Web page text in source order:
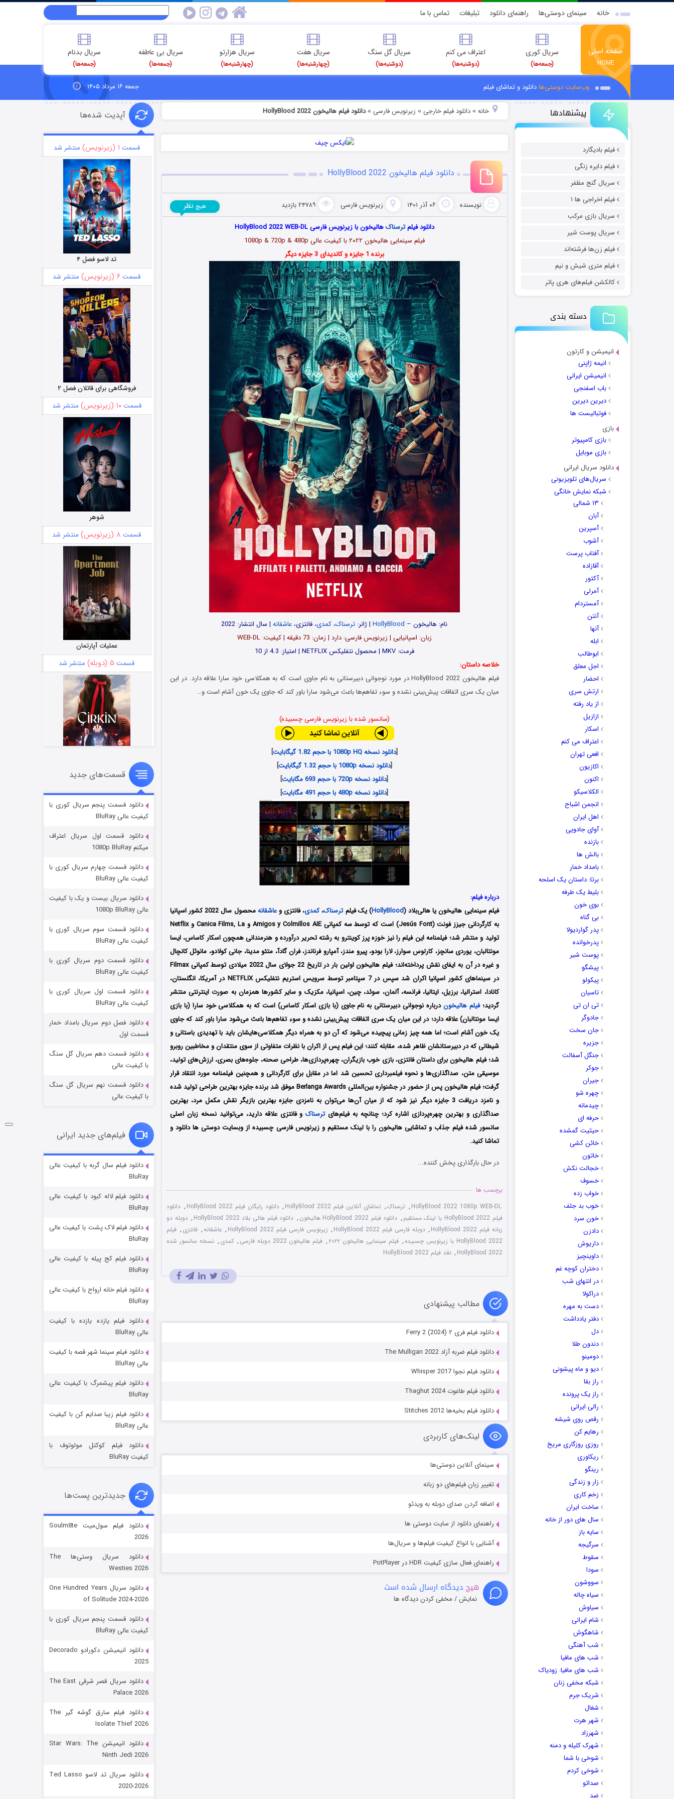
خانه سینمای دوستی‌ها راهنمای دانلود تبلیغات تماس با ما
صفحه اصلی
HOME
سریال کوری
(جمعه‌ها)
اعتراف می کنم
(دوشنبه‌ها)
سریال گل سنگ
(دوشنبه‌ها)
سریال هفت
(چهارشنبه‌ها)
سریال هزارتو
(چهارشنبه‌ها)
سریال بی عاطفه
(جمعه‌ها)
سریال بدنام
(جمعه‌ها)
وب‌سایت دوستی‌هادانلود و تماشای فیلم جمعه ۱۶ مرداد ۱۴۰۵
پیشنهادها
فیلم بادیگارد
فیلم دایره زنگی
سریال گنج مظفر
فیلم اخراجی ها ۱
سریال بازی مرکب
سریال پوست شیر
فیلم زن‌ها فرشته‌اند
فیلم متری شیش و نیم
کالکشن فیلم‌های هری پاتر
دسته بندی
انیمیشن و کارتون
انیمه ژاپنی
انیمیشن ایرانی
باب اسفنجی
دیرین دیرین
فوتبالیست ها
بازی
بازی کامپیوتر
بازی موبایل
دانلود سریال ایرانی
سریال‌های تلویزیونی
شبکه نمایش خانگی
۱۳ شمالی
آبان
آسپرین
آشوب
آفتاب پرست
آقازاده
آکتور
آمرلی
آمستردام
آنتن
آنها
ابله
ابوطالب
اجل معلق
احضار
ارتش سری
از یاد رفته
ازازیل
اسکار
اعتراف می کنم
افعی تهران
اکازیون
اکنون
الکلاسیکو
انجمن اشباح
اهل ایران
آوای جادویی
بازنده
بالش ها
بامداد خمار
برتا: داستان یک اسلحه
بلیط یک‌‌ طرفه
بوی خون
بی گناه
پدر گواردیولا
پدرخوانده
پوست شیر
پیشگو
پیکولو
تاسیان
تی ان تی
جادوگر
جان سخت
جزیره
جنگل آسفالت
جوکر
جیران
چهره شو
چیدمانه
حرفه ای
حیثیت گمشده
خائن کشی
خاتون
خجالت نکش
خسوف
خواب زده
خوب بد جلف
خون سرد
دادزن
داریوش
داوینچیز
دختران کوچه غم
در انتهای شب
دراکولا
دست به مهره
دفتر یادداشت
دل
دندون طلا
دومینو
دیو و ماه پیشونی
راز بقا
راز یک پرونده
رالی ایرانی
رقص روی شیشه
رهایم کن
روزی روزگاری مریخ
ریکاوری
رینگو
زار و زندگی
زخم کاری
ساخت ایران
سال های دور از خانه
سایه باز
سرگیجه
سقوط
سودا
سووشون
سیاه چاله
سیاوش
شام ایرانی
شاهگوش
شب آهنگی
شب های مافیا
شب های مافیا: زودیاک
شبکه مخفی زنان
شریک جرم
شغال
شهر هرت
شهرزاد
شهرک کلیله و دمنه
شوخی با شما
شوخی کردم
صداتو
ضد
خانه» دانلود فیلم خارجی » زیرنویس فارسی »دانلود فیلم هالیخون HollyBlood 2022
دانلود فیلم هالیخون HollyBlood 2022
نویسنده ۰۶ آذر ۱۴۰۱ زیرنویس فارسی ۲۴۷۸۹ بازدید هیچ نظر
دانلود فیلمترسناکهالیخون با زیرنویس فارسی HollyBlood 2022 WEB-DL
فیلم سینمایی هالیخون ۲۰۲۲
با کیفیت عالی 1080p & 720p & 480p
برنده 1 جایزه و کاندیدای 3 جایزه دیگر
نام: هالیخون –
HollyBlood| ژانر: ترسناک، کمدی، فانتزی، عاشقانه| سال انتشار: 2022
زبان: اسپانیایی | زیرنویس فارسی: دارد | زمان: 73 دقیقه | کیفیت: WEB-DL
فرمت: MKV | محصول نتفلیکس NETFLIX | امتیاز: 4.3 از 10
خلاصه داستان:
فیلم هالیخون
HollyBlood 2022 در مورد نوجوانی دبیرستانی به نام جاوی است که به همکلاسی خود سارا علاقه دارد. در این
میان یک سری اتفاقات پیش‌بینی نشده و سوء تفاهم‌ها باعث می‌شود سارا باور کند که جاوی یک خون آشام است و…
(سانسور شده با زیرنویس فارسی چسبیده)
[دانلود نسخه 1080p HQ با حجم 1.82 گیگابایت
]
[دانلود نسخه 1080p با حجم 1.32 گیگابایت
]
[دانلود نسخه 720p با حجم 693 مگابایت
]
[دانلود نسخه 480p با حجم 491 مگابایت ]
درباره فیلم:
فیلم سینمایی هالیخون یا هالی‌بلاد(
HollyBlood) یک فیلمترسناک،کمدی، فانتزی وعاشقانه
محصول سال 2022 کشور اسپانیا
به کارگردانی جیزز فونت (Jesús Font) است که توسط سه کمپانی‌ Amigos y Colmillos AIE و Canica Films, La و Netflix
تولید و منتشر شد؛ فیلمنامه این فیلم را نیز خوزه پرز کوینترو به رشته تحریر درآورده و هنرمندانی همچون اسکار کاساس، ایسا
مونتالبان، یوردی سانچز، کارلوس سوارز، لارا بودو، پیرو مندز، آمپارو فرناندز، فران گادآ، متئو مدینا، جانی کولادو، مانوئل کانچال
و غیره در آن به ایفای نقش پرداخته‌اند؛ فیلم هالیخون اولین بار در تاریخ 22 جولای سال 2022 میلادی توسط کمپانی Filmax
در سینماهای کشور اسپانیا اکران شد سپس در 7 سپتامبر توسط سرویس استریم نتفلیکس NETFLIX در آمریکا، انگلستان،
کانادا، استرالیا، برزیل، ایتالیا، فرانسه، آلمان، سوئد، چین، اسپانیا، مکزیک و سایر کشورها همزمان به صورت اینترنتی منتشر
گردید؛فیلم هالیخوندرباره نوجوانی دبیرستانی به نام جاوی (با بازی اسکار کاساس) است که به همکلاسی خود سارا (با بازی
ایسا مونتالبان) علاقه دارد؛ در این میان یک سری اتفاقات پیش‌بینی نشده و سوء تفاهم‌ها باعث می‌شود سارا باور کند که جاوی
یک خون آشام است؛ اما همه چیز زمانی پیچیده می‌شود که آن دو به همراه دیگر همکلاسی‌هایشان باید با تهدیدی باستانی و
شیطانی که در دبیرستانشان ظاهر شده، مقابله کنند؛ این فیلم پس از اکران با نظرات متفاوتی از سوی منتقدان و مخاطبین روبرو
شد؛ فیلم هالیخون برای داستان فانتزی، بازی خوب بازیگران، چهره‌پردازی‌ها، طراحی صحنه، جلوه‌های بصری، ارزش‌های تولید،
موسیقی متن، صداگذاری‌ها و نحوه فیلمبرداری تحسین شد اما در مقابل برای کارگردانی و همچنین فیلمنامه مورد انتقاد قرار
گرفت؛ فیلم هالیخون پس از حضور در جشنواره‌ بین‌المللی Berlanga Awards موفق شد برنده جایزه بهترین طراحی تولید شده
و نامزد دریافت 3 جایزه دیگر نیز شود که از میان آن‌ها می‌توان به نامزدی جایزه بهترین بازیگر نقش مکمل مرد، بهترین
صداگذاری و بهترین چهره‌پردازی اشاره کرد؛ چنانچه به فیلم‌هایترسناکو فانتزی علاقه دارید، می‌توانید نسخه زبان اصلی
سانسور شده فیلم جذاب و تماشایی هالیخون را با ‌لینک مستقیم و زیرنویس فارسی چسبیده از وبسایت دوستی ها دانلود و
تماشا کنید.
در حال بارگذاری پخش کننده...
برچسب ها
HollyBlood 2022 1080p WEB-DL
, ترسناک, تماشای آنلاین فیلم HollyBlood 2022 , دانلود رایگان فیلم HollyBlood 2022 , دانلود
فیلم HollyBlood 2022 با لینک مستقیم
, دانلود فیلم HollyBlood 2022 هالیخون , دانلود فیلم هالی ‌بلاد HollyBlood 2022 , دوبله دو
زبانه فیلم HollyBlood 2022
, دوبله فارسی فیلم HollyBlood 2022 , زیرنویس فارسی فیلم HollyBlood 2022 , عاشقانه, فانتزی , فیلم
HollyBlood 2022 با زیرنویس چسبیده
, فیلم سینمایی هالیخون ۲۰۲۲ , فیلم هالیخون 2022 دوبله فارسی , کمدی , نسخه سانسور شده
HollyBlood 2022
, نقد فیلم HollyBlood 2022
مطالب پیشنهادی
دانلود فیلم فری ۲ Ferry 2 (2024)
دانلود فیلم ضربه آزاد The Mulligan 2022
دانلود فیلم نجوا Whisper 2017
دانلود فیلم طاغوت Thaghut 2024
دانلود فیلم بخیه‌ها Stitches 2012
لینک‌های کاربردی
سینمای آنلاین دوستی‌ها
تغییر زبان فیلم‌های دو زبانه
اضافه کردن صدای دوبله به ویدئو
راهنمای دانلود از سایت دوستی ها
آشنایی با انواع کیفیت فیلم‌ها و سریال‌ها
راهنمای فعال سازی کیفیت HDR در PotPlayer
هیچ دیدگاه ارسال شده است
نمایش / مخفی کردن دیدگاه ها
آپدیت شده‌ها
قسمت ۱ (زیرنویس) منتشر شد
تد لاسو فصل ۴
قسمت ۶ (زیرنویس) منتشر شد
فروشگاهی برای قاتلان فصل ۲
قسمت۱۰ (زیرنویس) منتشر شد
شوهر
قسمت ۸ (زیرنویس) منتشر شد
عملیات آپارتمان
قسمت ۵ (دوبله) منتشر شد
سریال زشت
قسمت۲ (زیرنویس) منتشر شد
مردگان متحرک: شهر مرده ۳
شکست استوارت در نجات جهان
قسمت ۷ (زیرنویس) منتشر شد
شوگر فصل ۲
قسمت
خاندان اژدها فصل ۳
جادوگری در مغولستان
قسمت۶ (زیرنویس)
رویایی برای تو
قسمت۱۵ (دوبله)
قسمت‌های جدید
دانلود قسمت پنجم سریال کوری با
کیفیت عالی BluRay
دانلود قسمت اول سریال اعتراف
میکنم 1080p BluRay
دانلود قسمت چهارم سریال کوری با
کیفیت عالی BluRay
دانلود سریال بیست و یک با کیفیت
عالی 1080p BluRay
دانلود قسمت سوم سریال کوری با
کیفیت عالی BluRay
دانلود قسمت دوم سریال کوری با
کیفیت عالی BluRay
دانلود قسمت اول سریال کوری با
کیفیت عالی BluRay
دانلود فصل دوم سریال بامداد خمار
قسمت اول
دانلود قسمت دهم سریال گل سنگ
با کیفیت عالی
دانلود قسمت نهم سریال گل سنگ
با کیفیت عالی
فیلم‌های جدید ایرانی
دانلود فیلم سال گربه با کیفیت عالی
BluRay
دانلود فیلم لاله کبود با کیفیت عالی
BluRay
دانلود فیلم لاک پشت با کیفیت عالی
BluRay
دانلود فیلم کج‌ پیله با کیفیت عالی
BluRay
دانلود فیلم خانه ارواح با کیفیت عالی
BluRay
دانلود فیلم یازده یازده با کیفیت
عالی BluRay
دانلود فیلم سینما شهر قصه با کیفیت
عالی BluRay
دانلود فیلم پیشمرگ با کیفیت عالی
BluRay
دانلود فیلم زیبا صدایم کن با کیفیت
عالی BluRay
دانلود فیلم کوکتل مولوتوف با
کیفیت BluRay
جدیدترین پست‌ها
دانلود فیلم سول‌میت Soulm8te
2026
دانلود سریال وستی‌ها The
Westies 2026
دانلود سریال One Hundred Years
of Solitude 2024-2026
دانلود قسمت پنجم سریال کوری با
کیفیت عالی BluRay
دانلود انیمیشن دکورادو Decorado
2025
دانلود سریال قصر شرقی The East
Palace 2026
دانلود فیلم سارق گوشه گیر The
Isolate Thief 2026
دانلود انیمیشن Star Wars: The
Ninth Jedi 2026
دانلود سریال تد لاسو Ted Lasso
2020-2026